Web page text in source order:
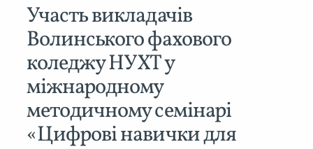
Участь викладачів
Волинського фахового
коледжу НУХТ у
міжнародному
методичному семінарі
«Цифрові навички для